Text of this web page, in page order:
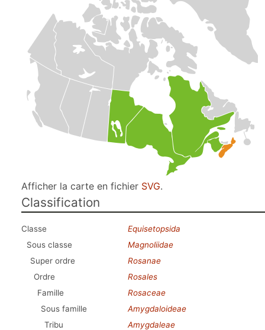
Afficher la carte en fichier SVG.
Classification
Classe
Equisetopsida
Sous classe
Magnoliidae
Super ordre
Rosanae
Ordre
Rosales
Famille
Rosaceae
Sous famille
Amygdaloideae
Tribu
Amygdaleae